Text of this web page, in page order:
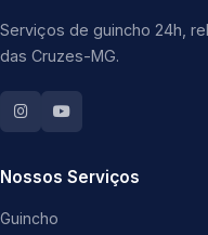
Serviços de guincho 24h,
das Cruzes-MG.
Nossos Serviços
Guincho